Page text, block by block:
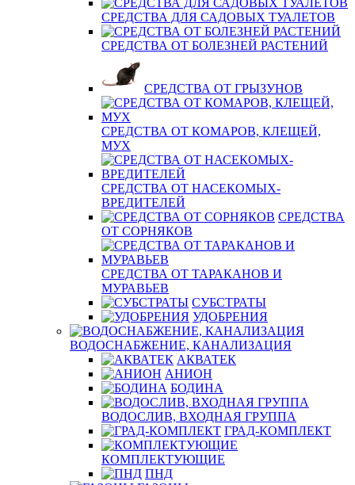
СРЕДСТВА ДЛЯ САДОВЫХ ТУАЛЕТОВ
СРЕДСТВА ОТ БОЛЕЗНЕЙ РАСТЕНИЙ
СРЕДСТВА ОТ ГРЫЗУНОВ
СРЕДСТВА ОТ КОМАРОВ, КЛЕЩЕЙ,
МУХ
СРЕДСТВА ОТ НАСЕКОМЫХ-
ВРЕДИТЕЛЕЙ
СРЕДСТВА
ОТ СОРНЯКОВ
СРЕДСТВА ОТ ТАРАКАНОВ И
МУРАВЬЕВ
СУБСТРАТЫ
УДОБРЕНИЯ
ВОДОСНАБЖЕНИЕ, КАНАЛИЗАЦИЯ
АКВАТЕК
АНИОН
БОДИНА
ВОДОСЛИВ, ВХОДНАЯ ГРУППА
ГРАД-КОМПЛЕКТ
КОМПЛЕКТУЮЩИЕ
ПНД